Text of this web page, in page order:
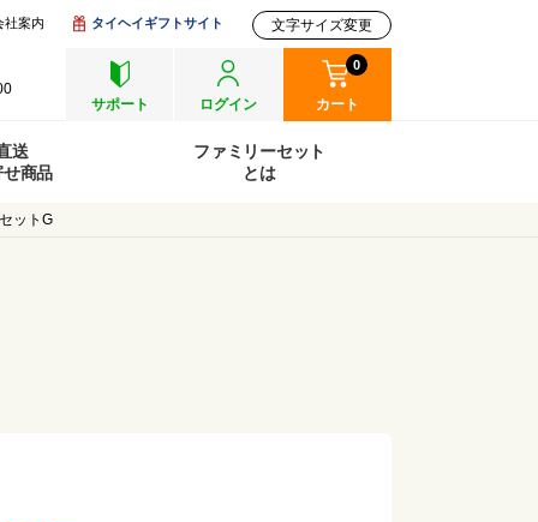
サポート
ログイン カート
0
社案内 タイヘイギフトサイト 文字サイズ変更
送
せ商品
ファミリーセット
とは
ットG